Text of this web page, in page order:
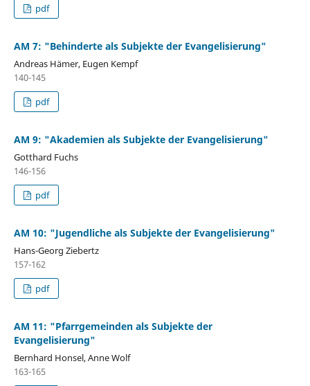
pdf
AM 7: "Behinderte als Subjekte der Evangelisierung"
Andreas Hämer, Eugen Kempf
140-145
pdf
AM 9: "Akademien als Subjekte der Evangelisierung"
Gotthard Fuchs
146-156
pdf
AM 10: "Jugendliche als Subjekte der Evangelisierung"
Hans-Georg Ziebertz
157-162
pdf
AM 11: "Pfarrgemeinden als Subjekte der
Evangelisierung"
Bernhard Honsel, Anne Wolf
163-165